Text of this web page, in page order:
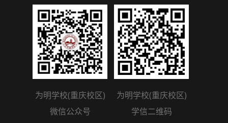
为明学校(重庆校区)
微信公众号
为明学校(重庆校区)
学信二维码